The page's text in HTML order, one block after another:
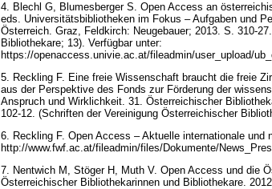
4. Blechl G, Blumesberger S. Open Access an
eds. Universitätsbibliotheken im Fokus – Aufgaben und
Österreich. Graz, Feldkirch: Neugebauer; 2013. S. 310-
Bibliothekare; 13). Verfügbar unter:
https://openaccess.univie.ac.at/fileadmin/user_upload/
5. Reckling F. Eine freie Wissenschaft braucht die freie
aus der Perspektive des Fonds zur Förderung der
Anspruch und Wirklichkeit. 31. Österreichischer
102-12. (Schriften der Vereinigung Österreichischer
6. Reckling F. Open Access – Aktuelle internationale und
http://www.fwf.ac.at/fileadmin/files/Dokumente/
7. Nentwich M, Stöger H, Muth V. Open Access und die
Österreichischer Bibliothekarinnen und Bibliothekare.